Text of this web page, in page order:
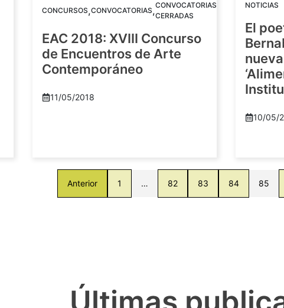
CONCURSOS,CONVOCATORIAS,CONVOCATORIAS
CERRADAS
EAC 2018: XVIII Concurso
de Encuentros de Arte
Contemporáneo
11/05/2018
NOTICIAS
El
10/05/
Anterior 1 … 82 83 84 85